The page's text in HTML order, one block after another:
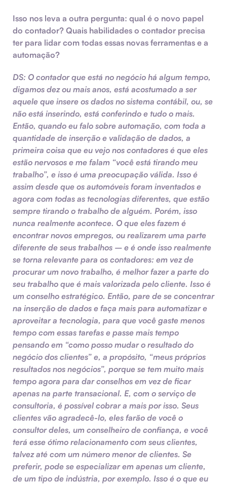
Isso nos leva a outra pergunta: qual é o novo papel
do contador? Quais habilidades o contador precisa
ter para lidar com todas essas novas ferramentas e a
automação?
DS: O contador que está no negócio há algum tempo,
digamos dez ou mais anos, está acostumado a ser
aquele que insere os dados no sistema contábil, ou, se
não está inserindo, está conferindo e tudo o mais.
Então, quando eu falo sobre automação, com toda a
quantidade de inserção e validação de dados, a
primeira coisa que eu vejo nos contadores é que eles
estão nervosos e me falam “você está tirando meu
trabalho”, e isso é uma preocupação válida. Isso é
assim desde que os automóveis foram inventados e
agora com todas as tecnologias diferentes, que estão
sempre tirando o trabalho de alguém. Porém, isso
nunca realmente acontece. O que eles fazem é
encontrar novos empregos, ou realizarem uma parte
diferente de seus trabalhos – e é onde isso realmente
se torna relevante para os contadores: em vez de
procurar um novo trabalho, é melhor fazer a parte do
seu trabalho que é mais valorizada pelo cliente. Isso é
um conselho estratégico. Então, pare de se concentrar
na inserção de dados e faça mais para automatizar e
aproveitar a tecnologia, para que você gaste menos
tempo com essas tarefas e passe mais tempo
pensando em “como posso mudar o resultado do
negócio dos clientes” e, a propósito, “meus próprios
resultados nos negócios”, porque se tem muito mais
tempo agora para dar conselhos em vez de ficar
apenas na parte transacional. E, com o serviço de
consultoria, é possível cobrar a mais por isso. Seus
clientes vão agradecê-lo, eles farão de você o
consultor deles, um conselheiro de confiança, e você
terá esse ótimo relacionamento com seus clientes,
talvez até com um número menor de clientes. Se
preferir, pode se especializar em apenas um cliente,
de um tipo de indústria, por exemplo. Isso é o que eu